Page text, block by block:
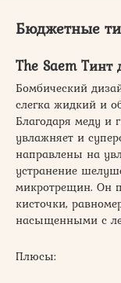
Бюджетные
The Saem Тинт
Бомбический
слегка жидкий и
Благодаря меду и
увлажняет и
направлены на
устранение
микротрещин. Он
кисточки,
насыщенными с
Плюсы: